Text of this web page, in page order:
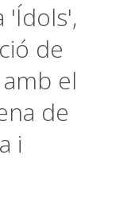
'Ídols',
de
el
de
i